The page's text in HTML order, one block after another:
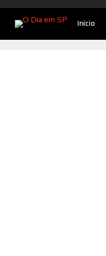
Início